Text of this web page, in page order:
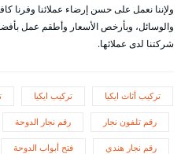
ولإننا نعمل على حسن إرضاء عملائنا وفرنا
والوسائل، وبأرخص الأسعار وأطقم عمل
شركتنا لدى عملائها.
تركيب أثاث ايكيا تركيب ايكيا
رقم تلفون نجار رقم نجار الدوحة
رقم نجار هندي فتح أبواب الدوحة